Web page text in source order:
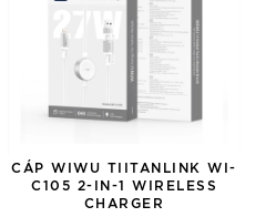
CÁP WIWU TIITANLINK WI-
C105 2-IN-1 WIRELESS
CHARGER